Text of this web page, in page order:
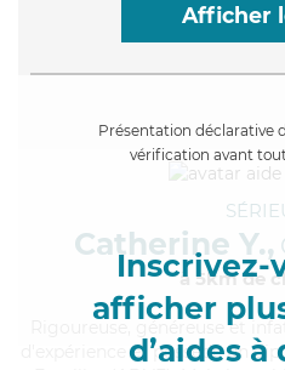
Afficher
Présentation déclarative
vérification avant
Inscrivez-
afficher
d’aides
Catherine Y.,
à 5km de
, généreuse et
d'expérience et possède un